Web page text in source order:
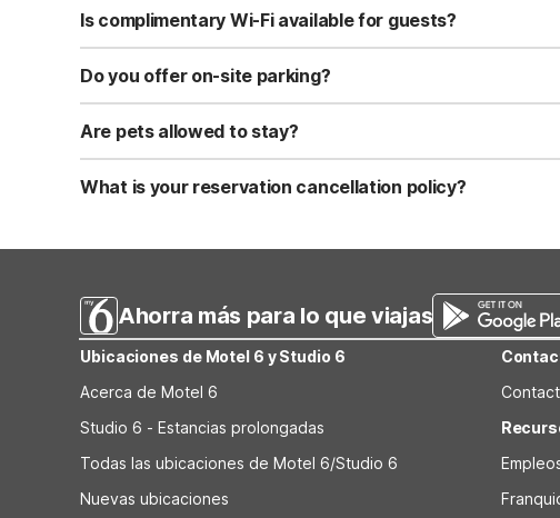
Is complimentary Wi-Fi available for guests?
Yes, we provide complimentary high-speed Wi-Fi access for
Do you offer on-site parking?
Yes, free self-parking is available on-site for all our guests.
Are pets allowed to stay?
Yes, we are a pet-friendly property. A maximum of two well-
applicable fees.
What is your reservation cancellation policy?
Ahorra más para lo que viajas
Ubicaciones de Motel 6 y Studio 6
Acerca de Motel 6
Studio 6 - Estancias prolongadas
Todas las ubicaciones de Motel 6/Studio 6
Nuevas ubicaciones